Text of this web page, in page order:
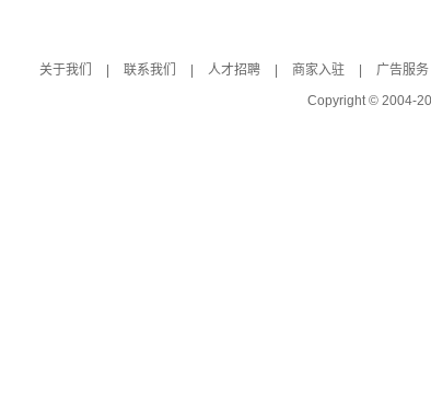
关于我们
联系我们 人才招聘 商家入驻 广告服务
Copyright © 2004-